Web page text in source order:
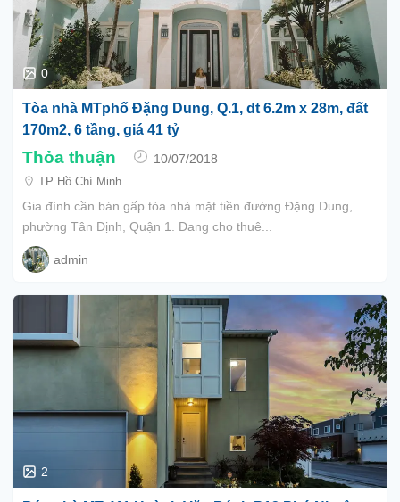
0
Tòa nhà MTphố Đặng Dung, Q.1, dt 6.2m x 28m, đất
170m2, 6 tầng, giá 41 tỷ
Thỏa thuận
10/07/2018
TP Hồ Chí Minh
Gia đình cần bán gấp tòa nhà mặt tiền đường Đặng Dung,
phường Tân Định, Quận 1. Đang cho thuê...
admin
2